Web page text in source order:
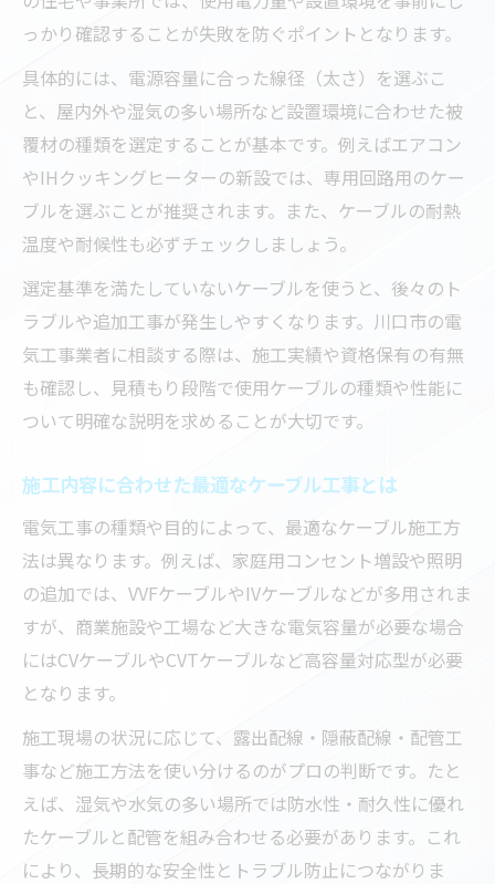
っかり確認することが失敗を防ぐポイントとなります。
具体的には、電源容量に合った線径（太さ）を選ぶこ
と、屋内外や湿気の多い場所など設置環境に合わせた被
覆材の種類を選定することが基本です。例えばエアコン
やIHクッキングヒーターの新設では、専用回路用のケー
ブルを選ぶことが推奨されます。また、ケーブルの耐熱
温度や耐候性も必ずチェックしましょう。
選定基準を満たしていないケーブルを使うと、後々のト
ラブルや追加工事が発生しやすくなります。川口市の電
気工事業者に相談する際は、施工実績や資格保有の有無
も確認し、見積もり段階で使用ケーブルの種類や性能に
ついて明確な説明を求めることが大切です。
施工内容に合わせた最適なケーブル工事とは
電気工事の種類や目的によって、最適なケーブル施工方
法は異なります。例えば、家庭用コンセント増設や照明
の追加では、VVFケーブルやIVケーブルなどが多用されま
すが、商業施設や工場など大きな電気容量が必要な場合
にはCVケーブルやCVTケーブルなど高容量対応型が必要
となります。
施工現場の状況に応じて、露出配線・隠蔽配線・配管工
事など施工方法を使い分けるのがプロの判断です。たと
えば、湿気や水気の多い場所では防水性・耐久性に優れ
たケーブルと配管を組み合わせる必要があります。これ
により、長期的な安全性とトラブル防止につながりま